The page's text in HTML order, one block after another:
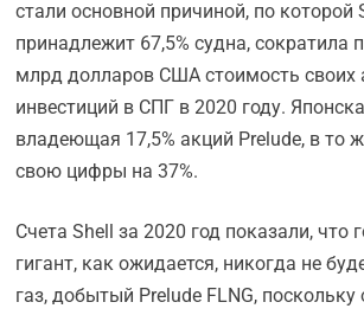
стали основной причиной, по которой
принадлежит 67,5% судна, сократила
млрд долларов США стоимость своих
инвестиций в СПГ в 2020 году.
владеющая 17,5% акций Prelude, в то
свою цифры на 37%.
Счета Shell за 2020 год показали, что
гигант, как ожидается, никогда не
газ, добытый Prelude FLNG, поскольку